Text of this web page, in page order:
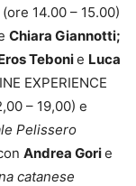
(ore 14.00 – 15.00)
Chiara Giannotti;
Tebonie Luca
EXPERIENCE
– 19,00) e
Pelissero
Andrea Gorie
catanese